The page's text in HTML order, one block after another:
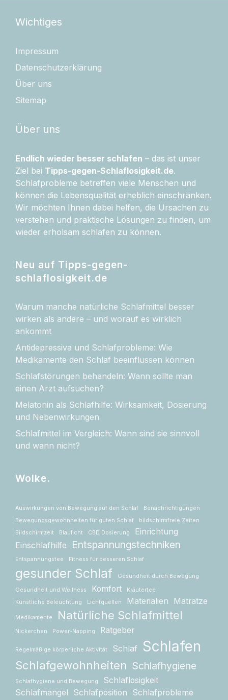
Wichtiges
Impressum
Datenschutzerklärung
Über uns
Sitemap
Über uns
Endlich wieder besser schlafen – das ist unser
Ziel bei Tipps-gegen-Schlaflosigkeit.de.
Schlafprobleme betreffen viele Menschen und
können die Lebensqualität erheblich einschränken.
Wir möchten Ihnen dabei helfen, die Ursachen zu
verstehen und praktische Lösungen zu finden, um
wieder erholsam schlafen zu können.
Neu auf Tipps-gegen-
schlaflosigkeit.de
Warum manche natürliche Schlafmittel besser
wirken als andere – und worauf es wirklich
ankommt
Antidepressiva und Schlafprobleme: Wie
Medikamente den Schlaf beeinflussen können
Schlafstörungen behandeln: Wann sollte man
einen Arzt aufsuchen?
Melatonin als Schlafhilfe: Wirksamkeit, Dosierung
und Nebenwirkungen
Schlafmittel im Vergleich: Wann sind sie sinnvoll
und wann nicht?
Wolke.
Auswirkungen von Bewegung auf den Schlaf
Benachrichtigungen
Bewegungsgewohnheiten für guten Schlaf
bildschirmfreie Zeiten
Bildschirmzeit
Blaulicht CBD Dosierung
Einrichtung
Einschlafhilfe
Entspannungstechniken
Entspannungstee Fitness für besseren Schlaf
gesunder Schlaf Gesundheit durch Bewegung
Gesundheit und Wellness Komfort
Kräutertee
Künstliche Beleuchtung
Lichtquellen Materialien Matratze
Medikamente Natürliche Schlafmittel
Nickerchen Power-Napping Ratgeber
Regelmäßige körperliche Aktivität Schlaf Schlafen
Schlafgewohnheiten Schlafhygiene
Schlafhygiene und Bewegung
Schlaflosigkeit
Schlafmangel
Schlafposition Schlafprobleme